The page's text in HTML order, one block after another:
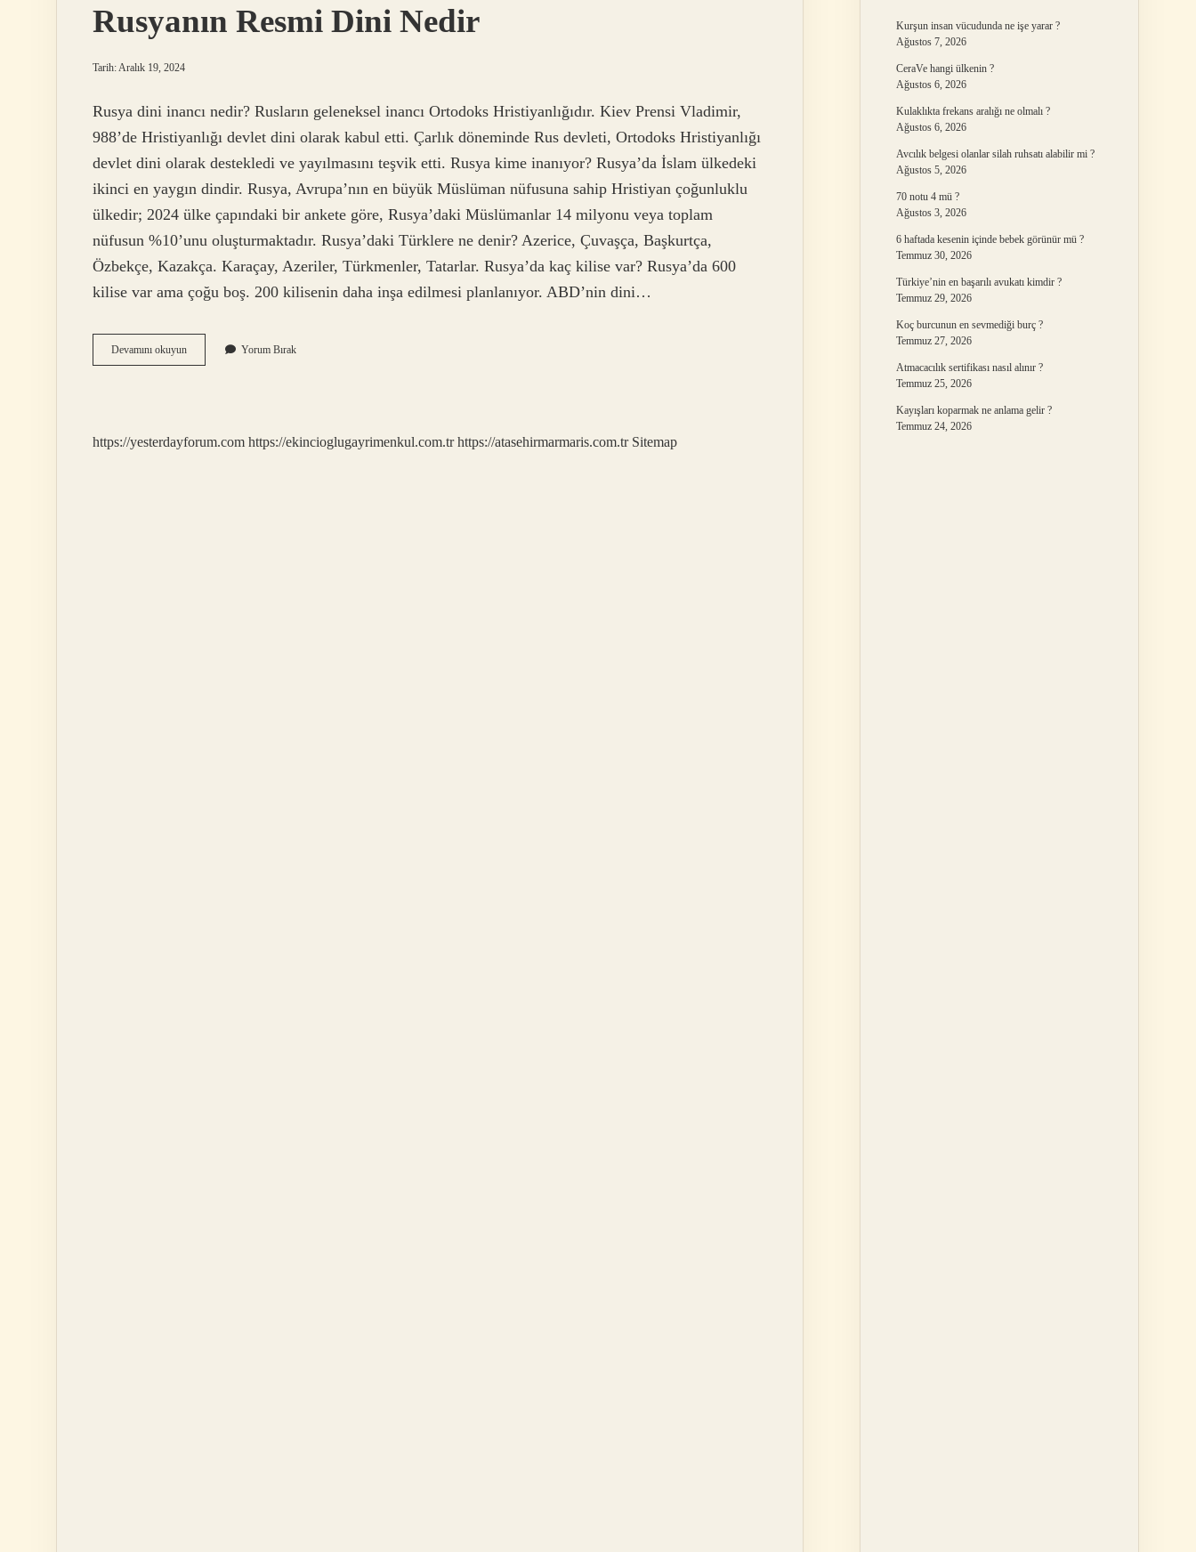
Rusyanın Resmi Dini Nedir
Tarih: Aralık 19, 2024
Rusya dini inancı nedir? Rusların geleneksel inancı Ortodoks Hristiyanlığıdır. Kiev Prensi Vladimir,
988’de Hristiyanlığı devlet dini olarak kabul etti. Çarlık döneminde Rus devleti, Ortodoks Hristiyanlığı
devlet dini olarak destekledi ve yayılmasını teşvik etti. Rusya kime inanıyor? Rusya’da İslam ülkedeki
ikinci en yaygın dindir. Rusya, Avrupa’nın en büyük Müslüman nüfusuna sahip Hristiyan çoğunluklu
ülkedir; 2024 ülke çapındaki bir ankete göre, Rusya’daki Müslümanlar 14 milyonu veya toplam
nüfusun %10’unu oluşturmaktadır. Rusya’daki Türklere ne denir? Azerice, Çuvaşça, Başkurtça,
Özbekçe, Kazakça. Karaçay, Azeriler, Türkmenler, Tatarlar. Rusya’da kaç kilise var? Rusya’da 600
kilise var ama çoğu boş. 200 kilisenin daha inşa edilmesi planlanıyor. ABD’nin dini…
Devamını okuyunRusyanın
Resmi
Yorum Bırak
https://yesterdayforum.com https://ekincioglugayrimenkul.com.tr https://atasehirmarmaris.com.tr Sitemap
Kurşun insan vücudunda ne işe yarar ?
Ağustos 7, 2026
CeraVe hangi ülkenin ?
Ağustos 6, 2026
Kulaklıkta frekans aralığı ne olmalı ?
Ağustos 6, 2026
Avcılık belgesi olanlar silah ruhsatı alabilir mi ?
Ağustos 5, 2026
70 notu 4 mü ?
Ağustos 3, 2026
6 haftada kesenin içinde bebek görünür mü ?
Temmuz 30, 2026
Türkiye’nin en başarılı avukatı kimdir ?
Temmuz 29, 2026
Koç burcunun en sevmediği burç ?
Temmuz 27, 2026
Atmacacılık sertifikası nasıl alınır ?
Temmuz 25, 2026
Kayışları koparmak ne anlama gelir ?
Temmuz 24, 2026